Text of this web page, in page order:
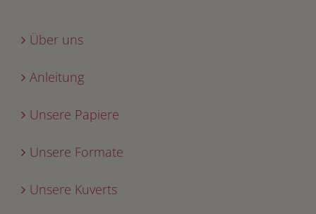
Über uns
Anleitung
Unsere Papiere
Unsere Formate
Unsere Kuverts